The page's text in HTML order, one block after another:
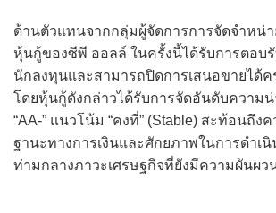
ด้านตัวแทนจากกลุ่มผู้จัดการการจัดจำหน่า
หุ้นกู้ของซีพี ออลล์ ในครั้งนี้ได้รับการตอบรั
นักลงทุนและสามารถปิดการเสนอขายได้ค
โดยหุ้นกู้ดังกล่าวได้รับการจัดอันดับความ
“AA-” แนวโน้ม “คงที่” (Stable) สะท้อนถึง
ฐานะทางการเงินและศักยภาพในการดำเ
ท่ามกลางภาวะเศรษฐกิจที่ยังมีความผันผว